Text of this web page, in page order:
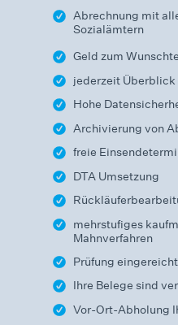
Abrechnung mit
Sozialämtern
Geld zum
jederzeit Überblick
Hohe
Archivierung von
freie
DTA Umsetzung
mehrstufiges
Mahnverfahren
Prüfung
Ihre Belege sind
Vor-Ort-Abholung